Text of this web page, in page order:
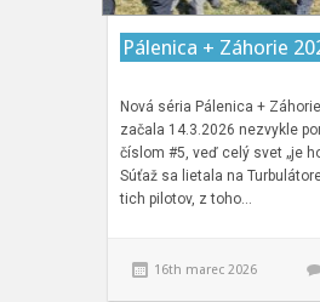
Pálenica + Záhorie
Nová séria Pálenica +
začala 14.3.2026 nezvykle
číslom #5, veď celý svet „je
Súťaž sa lietala na
tich pilotov, z toho…
16th marec 2026